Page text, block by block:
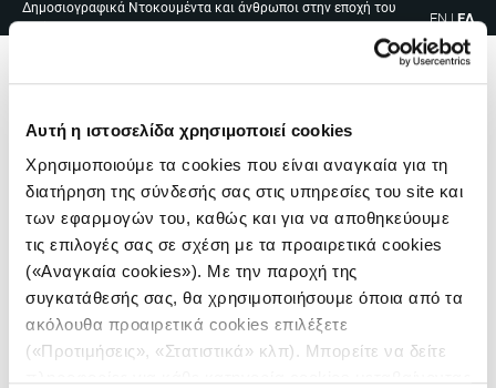
Αυτή η ιστοσελίδα χρησιμοποιεί cookies
Χρησιμοποιούμε τα cookies που είναι αναγκαία για τη
διατήρηση της σύνδεσής σας στις υπηρεσίες του site και
των εφαρμογών του, καθώς και για να αποθηκεύουμε
τις επιλογές σας σε σχέση με τα προαιρετικά cookies
(«Αναγκαία cookies»). Με την παροχή της
συγκατάθεσής σας, θα χρησιμοποιήσουμε όποια από τα
ακόλουθα προαιρετικά cookies επιλέξετε
(«Προτιμήσεις», «Στατιστικά» κλπ). Μπορείτε να δείτε
Skip
to
Δημοσιογραφικά Ντοκουμέντα και άνθρωποι στην εποχή του
EN | ΕΛ